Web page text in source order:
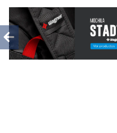
Previous